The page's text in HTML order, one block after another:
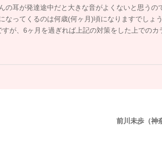
勇気をもっていただけると安心して赤ちゃんも一
になさってください。ご相談ありがとうございま
の耳が発達途中だと大きな音がよくないと思うの
なってくるのは何歳(何ヶ月)頃になりますでしょ
が、6ヶ月を過ぎれば上記の対策をした上でのカ
前川未歩（神